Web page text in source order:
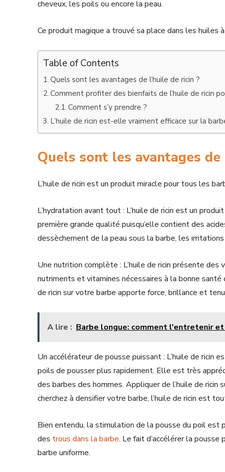
cheveux, les poils ou encore la peau.
Ce produit magique a trouvé sa place dans les huiles
Table of Contents
Quels sont les avantages de l’huile de ricin ?
Comment profiter des bienfaits de l’huile de ricin
Comment s’y prendre ?
L’huile de ricin est-elle vraiment efficace sur la
Quels sont les avantages de
L’huile de ricin est un produit miracle pour tous les
L’hydratation avant tout : L’huile de ricin est un
première grande qualité puisqu’elle contient des
dessèchement de la peau sous la barbe, les
Une nutrition complète : L’huile de ricin présente
nutriments et vitamines nécessaires à la bonne santé
de ricin sur votre barbe apporte force, brillance et
A lire : Barbe longue: comment l'entretenir
Un accélérateur de pousse puissant : L’huile de ricin
poils de pousser plus rapidement. Elle est très
des barbes des hommes. Appliquer de l’huile de ricin
cherchez à densifier votre barbe, l’huile de ricin est
Bien entendu, la stimulation de la pousse du poil
des trous dans la barbe. Le fait d’accélérer la
barbe uniforme.